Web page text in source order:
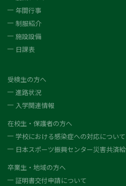
年間行事
制服紹介
施設設備
日課表
受検生の方へ
進路状況
入学関連情報
在校生・保護者の方へ
学校における感染症への対応について
日本スポーツ振興センター災害共済
卒業生・地域の方へ
証明書交付申請について